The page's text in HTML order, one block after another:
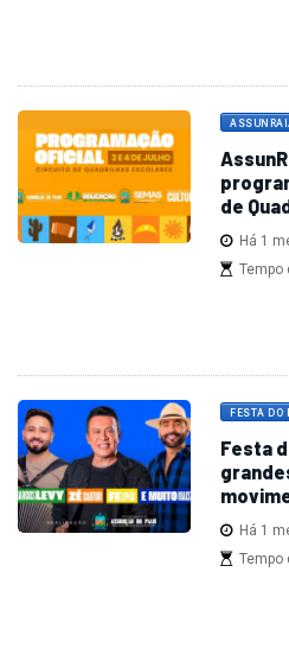
de
Há 1
Tempo
FESTA DO
Festa
Há 1
Tempo